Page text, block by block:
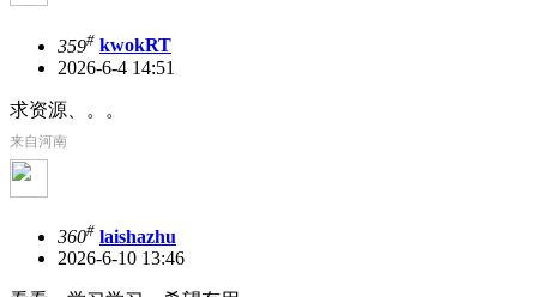
359# kwokRT
2026-6-4 14:51
求资源、。。
来自河南
360# laishazhu
2026-6-10 13:46